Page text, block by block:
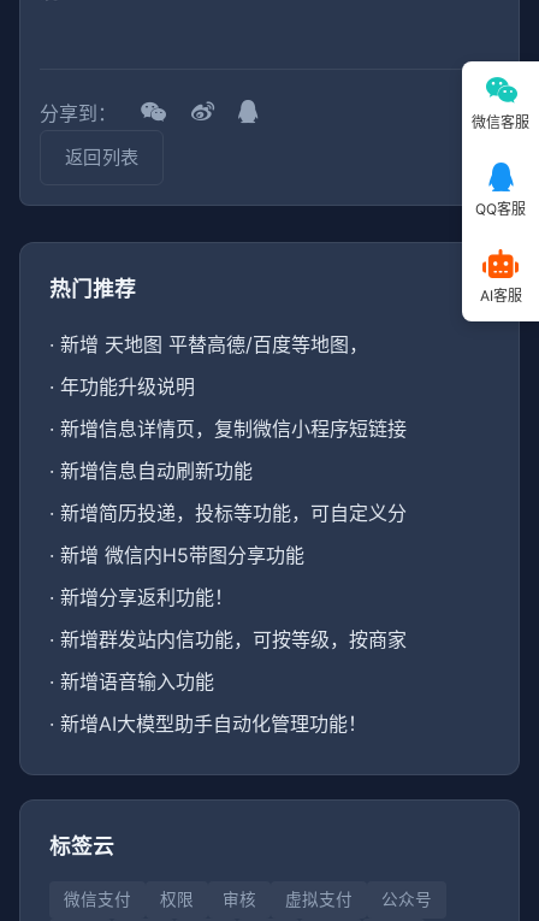
分享到：
返回列表
热门推荐
· 新增 天地图 平替高德/百度等地图，
· 年功能升级说明
· 新增信息详情页，复制微信小程序短链接
· 新增信息自动刷新功能
· 新增简历投递，投标等功能，可自定义分
· 新增 微信内H5带图分享功能
· 新增分享返利功能！
· 新增群发站内信功能，可按等级，按商家
· 新增语音输入功能
· 新增AI大模型助手自动化管理功能！
标签云
微信支付 权限 审核 虚拟支付
公众号
微信客服
QQ客服
AI客服